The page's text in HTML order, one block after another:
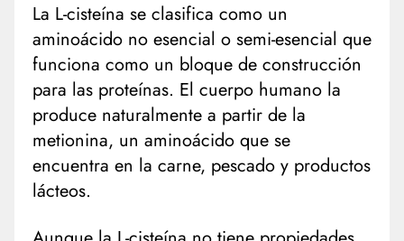
La L-cisteína se clasifica como un
aminoácido no esencial o semi-esencial que
funciona como un bloque de construcción
para las proteínas. El cuerpo humano la
produce naturalmente a partir de la
metionina, un aminoácido que se
encuentra en la carne, pescado y productos
lácteos.